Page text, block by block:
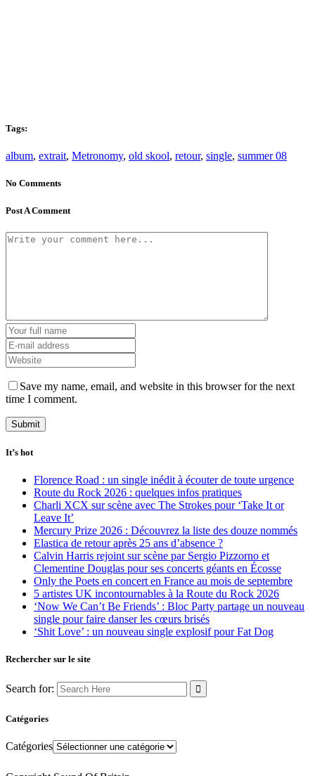
Tags:
album, extrait, Metronomy, old skool, retour, single, summer 08
No Comments
Post A Comment
Save my name, email, and website in this browser for the next
time I comment.
It’s hot
Florence Road : un single inédit à écouter de toute urgence
Route du Rock 2026 : quelques infos pratiques
Charli XCX sur scène avec The Strokes pour ‘Take It or
Leave It’
Mercury Prize 2026 : Découvrez la liste des douze nommés
Elastica de retour après 25 ans d’absence ?
Calvin Harris rejoint sur scène par Sergio Pizzorno et
Clementine Douglas pour ses concerts géants en Écosse
Only the Poets en concert en France au mois de septembre
5 artistes UK incontournables à la Route du Rock 2026
‘Now We Can’t Be Friends’ : Bloc Party partage un nouveau
single pour faire danser les cœurs brisés
‘Shit Love’ : un nouveau single explosif pour Fat Dog
Rechercher sur le site
Search for:
Catégories
Catégories